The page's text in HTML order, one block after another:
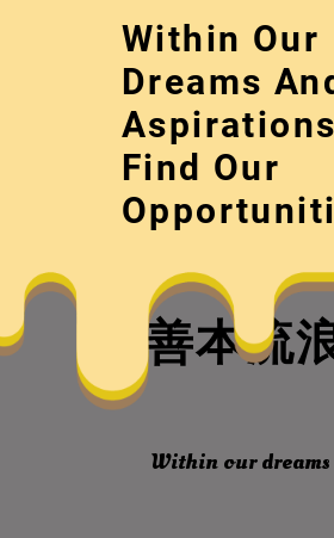
Within Our
Dreams
Find Our
善本流
Within our